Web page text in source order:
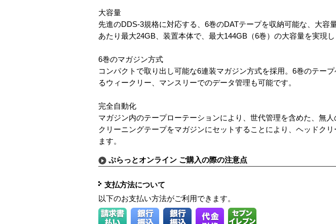
大容量
先進のDDS-3規格に対応する、6巻のDATテープを収納可能な、大容
あたり最大24GB、装置本体で、最大144GB（6巻）の大容量を実現し
6巻のマガジン方式
コンパクトで取り出し可能な6連装マガジン方式を採用。6巻のテー
るウィークリー、マンスリーでのデータ管理も可能です。
完全自動化
マガジン内のテープローテーションにより、世代管理を含めた、無
クリーニングテープをマガジンにセットすることにより、ヘッドク
ます。
ぷらっとオンライン ご購入の際の注意点
支払方法について
以下のお支払い方法がご利用できます。